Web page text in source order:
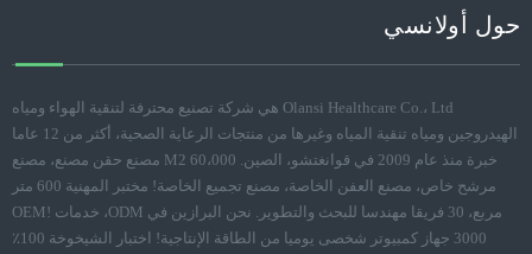
حول أولانسي
Olansi Healthcare Co.، Ltd هي شركة تصنيع محترفة لتنقية الهواء ومياه
الهيدروجين ومياه تنقية المياه وغيرها من منتجات الرعاية الصحية، أكثر من 12 عاما
خبرة منذ عام 2009 في قوانغتشو، الصين. 60،000 M2 مصنع حقن مصنع، مصنع
مرشح خاص، مصنع العفن الخاصة، مصنع تجميع الخاصة! مختبر المهنية 600 متر
مربع، 30 فريقا مهندسا للبحث والتطوير. نحن البرازين في ODM، خدمات OEM!
3000 جهاز كمبيوتر شخصى يوميا من الطاقة الإنتاجية! اختبار الشيخوخة 100٪